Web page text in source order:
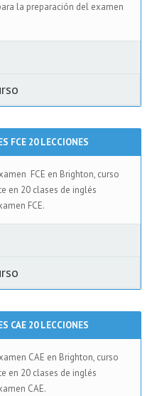
la preparación del examen
FCE 20 LECCIONES
FCE en Brighton, curso
en 20 clases de inglés
FCE.
CAE 20 LECCIONES
CAE en Brighton, curso
en 20 clases de inglés
CAE.